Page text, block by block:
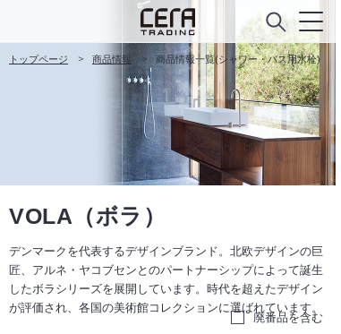
トップページ 商品情報 商品情報一覧(シャワー・バス用水栓)
VOLA（ボラ）
デンマークを代表するデザインブランド。北欧デザインの巨
匠、アルネ・ヤコブセンとのパートナーシップによって誕生
したボラシリーズを展開しています。時代を超えたデザイン
が評価され、各国の美術館コレクションに選ばれています。
廃番品を含む